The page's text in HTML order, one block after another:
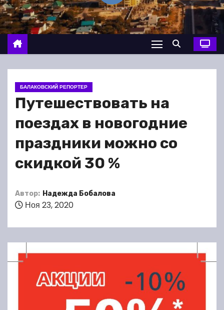
о
м
у
БАЛАКОВСКИЙ РЕПОРТЕР
Путешествовать на
поездах в новогодние
праздники можно со
скидкой 30 %
Автор: Надежда Бобалова
Ноя 23, 2020